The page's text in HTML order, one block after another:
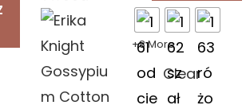
+8 More
Clear